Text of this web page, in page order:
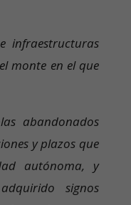
infraestructuras
monte en el que
abandonados
y plazos que
autónoma, y
signos